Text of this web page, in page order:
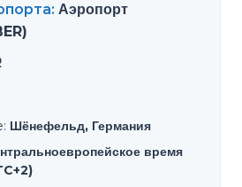
: Аэропорт
: Шёнефельд, Германия
время